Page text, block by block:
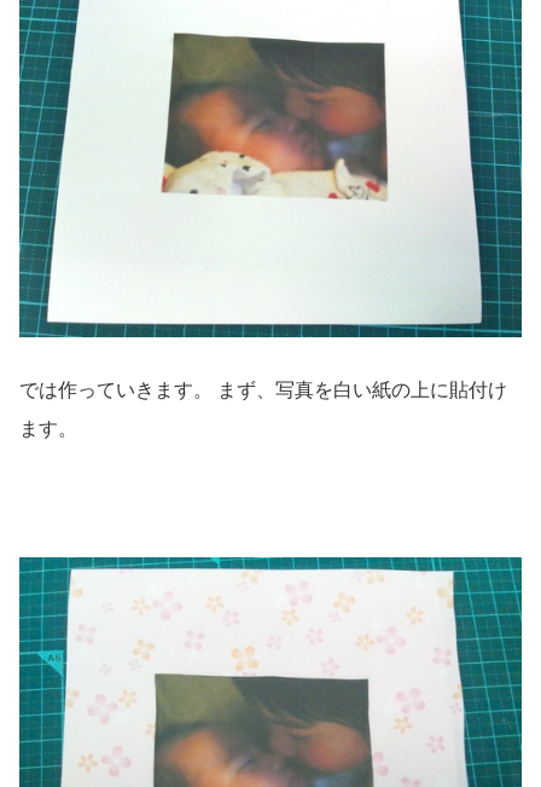
では作っていきます。 まず、写真を白い紙の上に貼付け
ます。